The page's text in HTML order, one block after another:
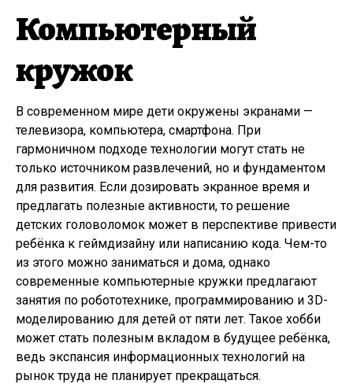
Компьютерный
кружок
В современном мире дети окружены экранами —
телевизора, компьютера, смартфона. При
гармоничном подходе технологии могут стать не
только источником развлечений, но и фундаментом
для развития. Если дозировать экранное время и
предлагать полезные активности, то решение
детских головоломок может в перспективе привести
ребёнка к геймдизайну или написанию кода. Чем-то
из этого можно заниматься и дома, однако
современные компьютерные кружки предлагают
занятия по робототехнике, программированию и 3D-
моделированию для детей от пяти лет. Такое хобби
может стать полезным вкладом в будущее ребёнка,
ведь экспансия информационных технологий на
рынок труда не планирует прекращаться.